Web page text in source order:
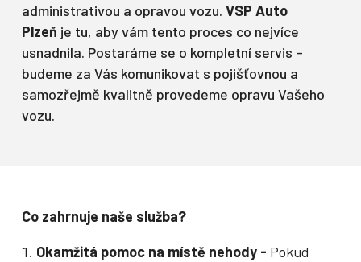
administrativou a opravou vozu. VSP Auto
Plzeň je tu, aby vám tento proces co nejvíce
usnadnila. Postaráme se o kompletní servis –
budeme za Vás komunikovat s pojišťovnou a
samozřejmě kvalitně provedeme opravu Vašeho
vozu.
Co zahrnuje naše služba?
Okamžitá pomoc na místě nehody - Pokud